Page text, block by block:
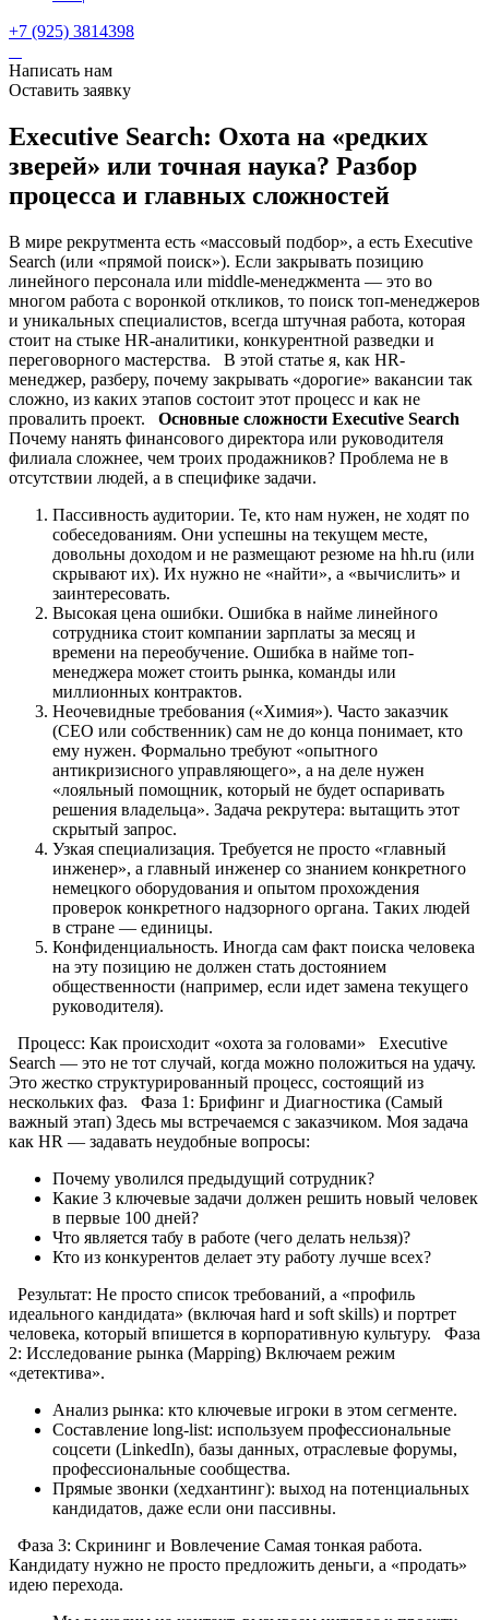
+7 (925) 3814398
Написать нам
Оставить заявку
Executive Search: Охота на «редких
зверей» или точная наука? Разбор
процесса и главных сложностей
В мире рекрутмента есть «массовый подбор», а есть Executive
Search (или «прямой поиск»). Если закрывать позицию
линейного персонала или middle-менеджмента — это во
многом работа с воронкой откликов, то поиск топ-менеджеров
и уникальных специалистов, всегда штучная работа, которая
стоит на стыке HR-аналитики, конкурентной разведки и
переговорного мастерства. В этой статье я, как HR-
менеджер, разберу, почему закрывать «дорогие» вакансии так
сложно, из каких этапов состоит этот процесс и как не
провалить проект. Основные сложности Executive Search
Почему нанять финансового директора или руководителя
филиала сложнее, чем троих продажников? Проблема не в
отсутствии людей, а в специфике задачи.
Пассивность аудитории. Те, кто нам нужен, не ходят по
собеседованиям. Они успешны на текущем месте,
довольны доходом и не размещают резюме на hh.ru (или
скрывают их). Их нужно не «найти», а «вычислить» и
заинтересовать.
Высокая цена ошибки. Ошибка в найме линейного
сотрудника стоит компании зарплаты за месяц и
времени на переобучение. Ошибка в найме топ-
менеджера может стоить рынка, команды или
миллионных контрактов.
Неочевидные требования («Химия»). Часто заказчик
(CEO или собственник) сам не до конца понимает, кто
ему нужен. Формально требуют «опытного
антикризисного управляющего», а на деле нужен
«лояльный помощник, который не будет оспаривать
решения владельца». Задача рекрутера: вытащить этот
скрытый запрос.
Узкая специализация. Требуется не просто «главный
инженер», а главный инженер со знанием конкретного
немецкого оборудования и опытом прохождения
проверок конкретного надзорного органа. Таких людей
в стране — единицы.
Конфиденциальность. Иногда сам факт поиска человека
на эту позицию не должен стать достоянием
общественности (например, если идет замена текущего
руководителя).
Процесс: Как происходит «охота за головами» Executive
Search — это не тот случай, когда можно положиться на удачу.
Это жестко структурированный процесс, состоящий из
нескольких фаз. Фаза 1: Брифинг и Диагностика (Самый
важный этап) Здесь мы встречаемся с заказчиком. Моя задача
как HR — задавать неудобные вопросы:
Почему уволился предыдущий сотрудник?
Какие 3 ключевые задачи должен решить новый человек
в первые 100 дней?
Что является табу в работе (чего делать нельзя)?
Кто из конкурентов делает эту работу лучше всех?
Результат: Не просто список требований, а «профиль
идеального кандидата» (включая hard и soft skills) и портрет
человека, который впишется в корпоративную культуру. Фаза
2: Исследование рынка (Mapping) Включаем режим
«детектива».
Анализ рынка: кто ключевые игроки в этом сегменте.
Составление long-list: используем профессиональные
соцсети (LinkedIn), базы данных, отраслевые форумы,
профессиональные сообщества.
Прямые звонки (хедхантинг): выход на потенциальных
кандидатов, даже если они пассивны.
Фаза 3: Скрининг и Вовлечение Самая тонкая работа.
Кандидату нужно не просто предложить деньги, а «продать»
идею перехода.